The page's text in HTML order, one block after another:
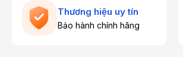
Thương hiệu uy tín
Bảo hành chính hãng